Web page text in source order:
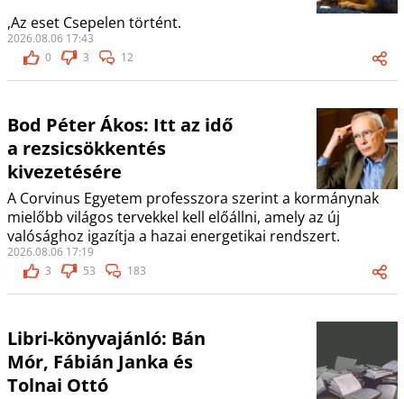
,Az eset Csepelen történt.
2026.08.06 17:43
0
3 12
Bod Péter Ákos: Itt az idő
a rezsicsökkentés
kivezetésére
A Corvinus Egyetem professzora szerint a kormánynak
mielőbb világos tervekkel kell előállni, amely az új
valósághoz igazítja a hazai energetikai rendszert.
2026.08.06 17:19
3
53 183
Libri-könyvajánló: Bán
Mór, Fábián Janka és
Tolnai Ottó